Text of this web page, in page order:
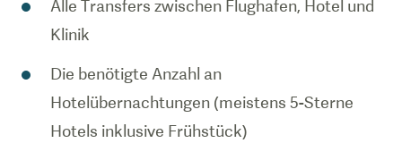
Alle Transfers zwischen Flughafen, Hotel und
Klinik
Die benötigte Anzahl an
Hotelübernachtungen (meistens 5-Sterne
Hotels inklusive Frühstück)